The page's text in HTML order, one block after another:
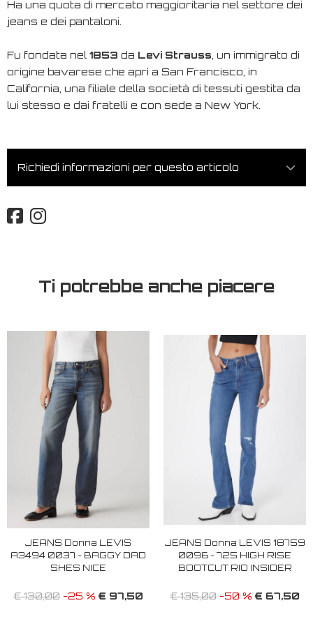
Ha una quota di mercato maggioritaria nel settore dei
jeans e dei pantaloni.
Fu fondata nel 1853 da Levi Strauss , un immigrato di
origine bavarese che aprì a San Francisco, in
California, una filiale della società di tessuti gestita da
lui stesso e dai fratelli e con sede a New York.
Richiedi informazioni per questo articolo
Ti potrebbe anche piacere
JEANS Donna LEVIS
A3494 0037 - BAGGY DAD
SHES NICE
€ 130,00 -25 % € 97,50
JEANS Donna LEVIS 18759
0096 - 725 HIGH RISE
BOOTCUT RIO INSIDER
€ 135,00 -50 % € 67,50